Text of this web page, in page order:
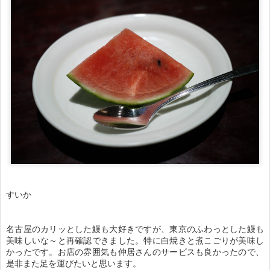
すいか
名古屋のカリッとした鰻も大好きですが、東京のふわっとした鰻も
美味しいな～と再確認できました。特に白焼きと煮こごりが美味し
かったです。お店の雰囲気も仲居さんのサービスも良かったので、
是非また足を運びたいと思います。